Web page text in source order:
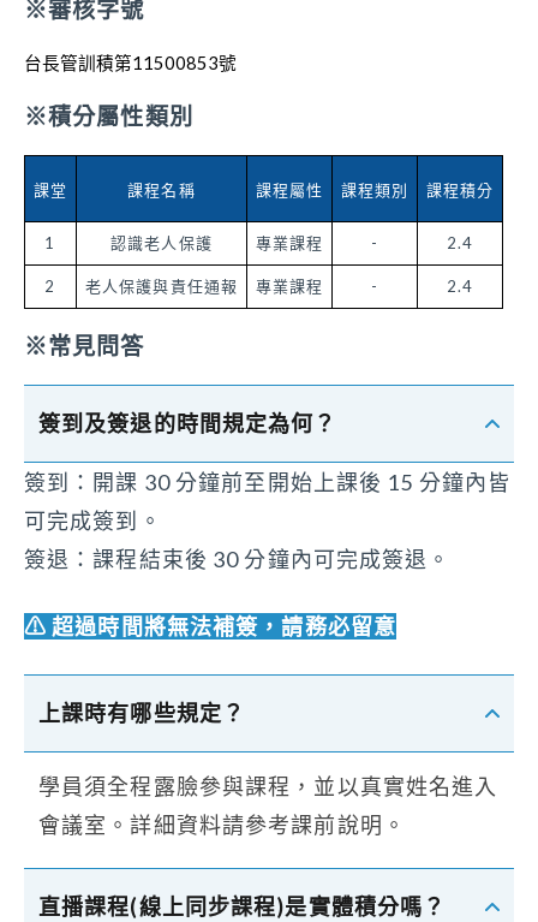
※審核字號
台長管訓積第11500853號
※積分屬性類別
課堂 課程名稱 課程屬性 課程類別 課程積分
1 認識老人保護 專業課程 - 2.4
2 老人保護與責任通報 專業課程 - 2.4
※常見問答
簽到及簽退的時間規定為何？
簽到：開課 30 分鐘前至開始上課後 15 分鐘內皆
可完成簽到。
簽退：課程結束後 30 分鐘內可完成簽退。
⚠ 超過時間將無法補簽，請務必留意
上課時有哪些規定？
學員須全程露臉參與課程，並以真實姓名進入
會議室。詳細資料請參考課前說明。
直播課程(線上同步課程)是實體積分嗎？